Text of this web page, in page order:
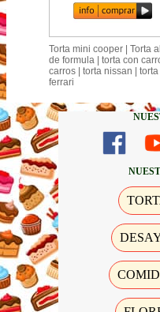
Torta mini cooper | Torta
de formula | torta con
carros | torta nissan |
ferrari